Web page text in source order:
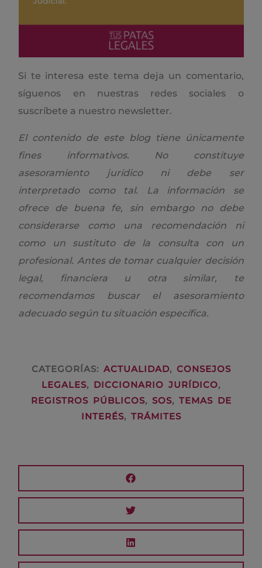
Si te interesa este tema deja un comentario,
síguenos en nuestras redes sociales o
suscríbete a nuestro newsletter.
El contenido de este blog tiene únicamente
fines informativos. No constituye
asesoramiento jurídico ni debe ser
interpretado como tal. La información se
ofrece de buena fe, sin embargo no debe
considerarse como una recomendación ni
como un sustituto de la consulta con un
profesional. Antes de tomar cualquier decisión
legal, financiera u otra similar, te
recomendamos buscar el asesoramiento
adecuado según tu situación específica.
CATEGORÍAS: ACTUALIDAD, CONSEJOS
LEGALES, DICCIONARIO JURÍDICO,
REGISTROS PÚBLICOS, SOS, TEMAS DE
INTERÉS, TRÁMITES